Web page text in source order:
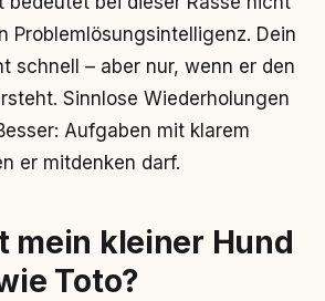
Problemlösungsintelligenz. Dein
schnell – aber nur, wenn er den
Sinnlose Wiederholungen
Aufgaben mit klarem
er mitdenken darf.
mein kleiner Hund
Toto?